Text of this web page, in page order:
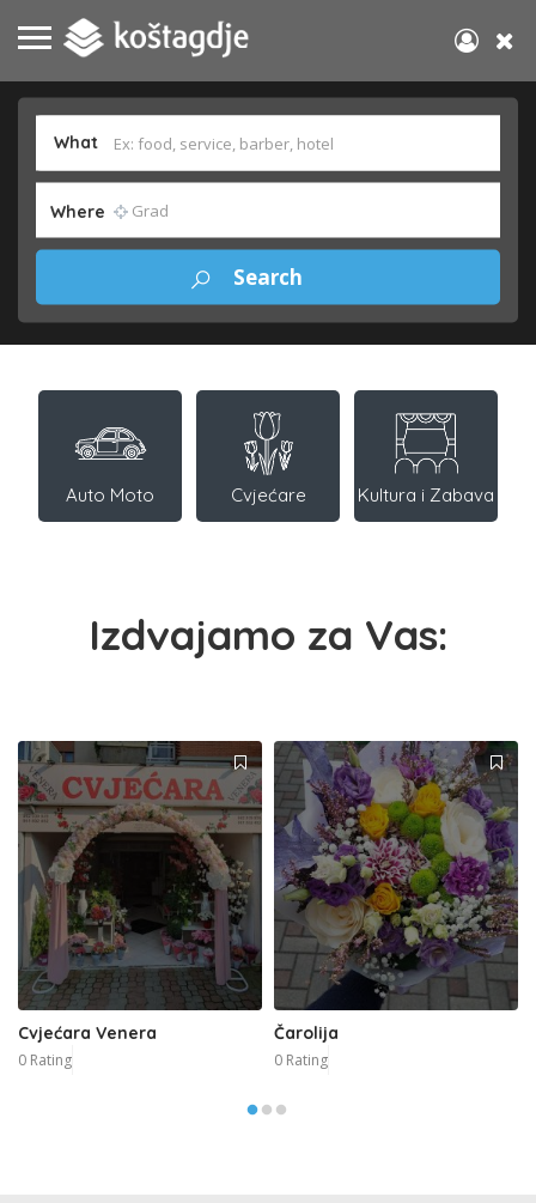
What
Where
Auto Moto Cvjećare Kultura i Zabava
Izdvajamo za Vas:
Cvjećara Venera
0 Rating
Čarolija
0 Rating